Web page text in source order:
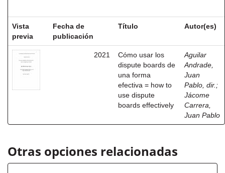
Vista
previa
Fecha de
publicación
Título Autor(es)
2021
Cómo usar los
dispute boards de
una forma
efectiva = how to
use dispute
boards effectively
Aguilar
Andrade,
Juan
Pablo, dir. ;
Jácome
Carrera,
Juan Pablo
Otras opciones relacionadas